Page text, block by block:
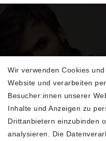
Sehen Sie sich
Wir verwenden Cookies
Website und verarbeiten
Besucher:innen unserer
Inhalte und Anzeigen zu
Drittanbietern einzubinden
analysieren. Die